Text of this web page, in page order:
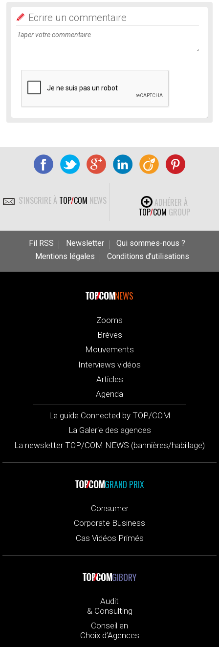
Ecrire un commentaire
S'INSCRIRE À TOP/COM NEWS
ADHÉRER À
TOP/COM GROUP
Fil RSS Newsletter
Qui sommes-nous ?
Mentions légales
Conditions d’utilisations
NEWS
Zooms
Brèves
Mouvements
Interviews vidéos
Articles
Agenda
Le guide Connected by TOP/COM
La Galerie des agences
La newsletter TOP/COM NEWS (bannières/habillage)
GRAND PRIX
Consumer
Corporate Business
Cas Vidéos Primés
GIBORY
Audit
& Consulting
Conseil en
Choix d’Agences